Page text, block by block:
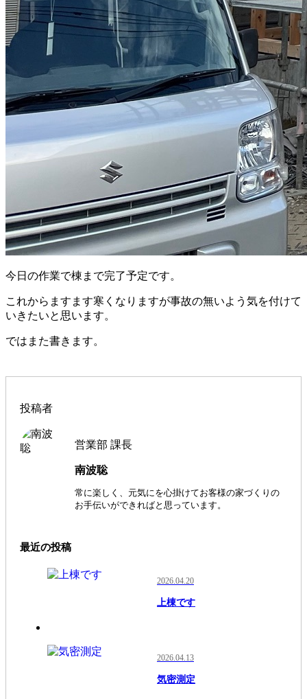
今日の作業で棟まで完了予定です。
これからますます寒くなりますが事故の無いよう気を付けて
いきたいと思います。
ではまた書きます。
投稿者
営業部 課長
南波聡
常に楽しく、元気にを心掛けてお客様の家づくりの
お手伝いができればと思っています。
最近の投稿
2026.04.20
上棟です
2026.04.13
気密測定